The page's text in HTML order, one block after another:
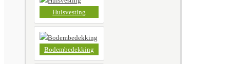
Huisvesting
Bodembedekking